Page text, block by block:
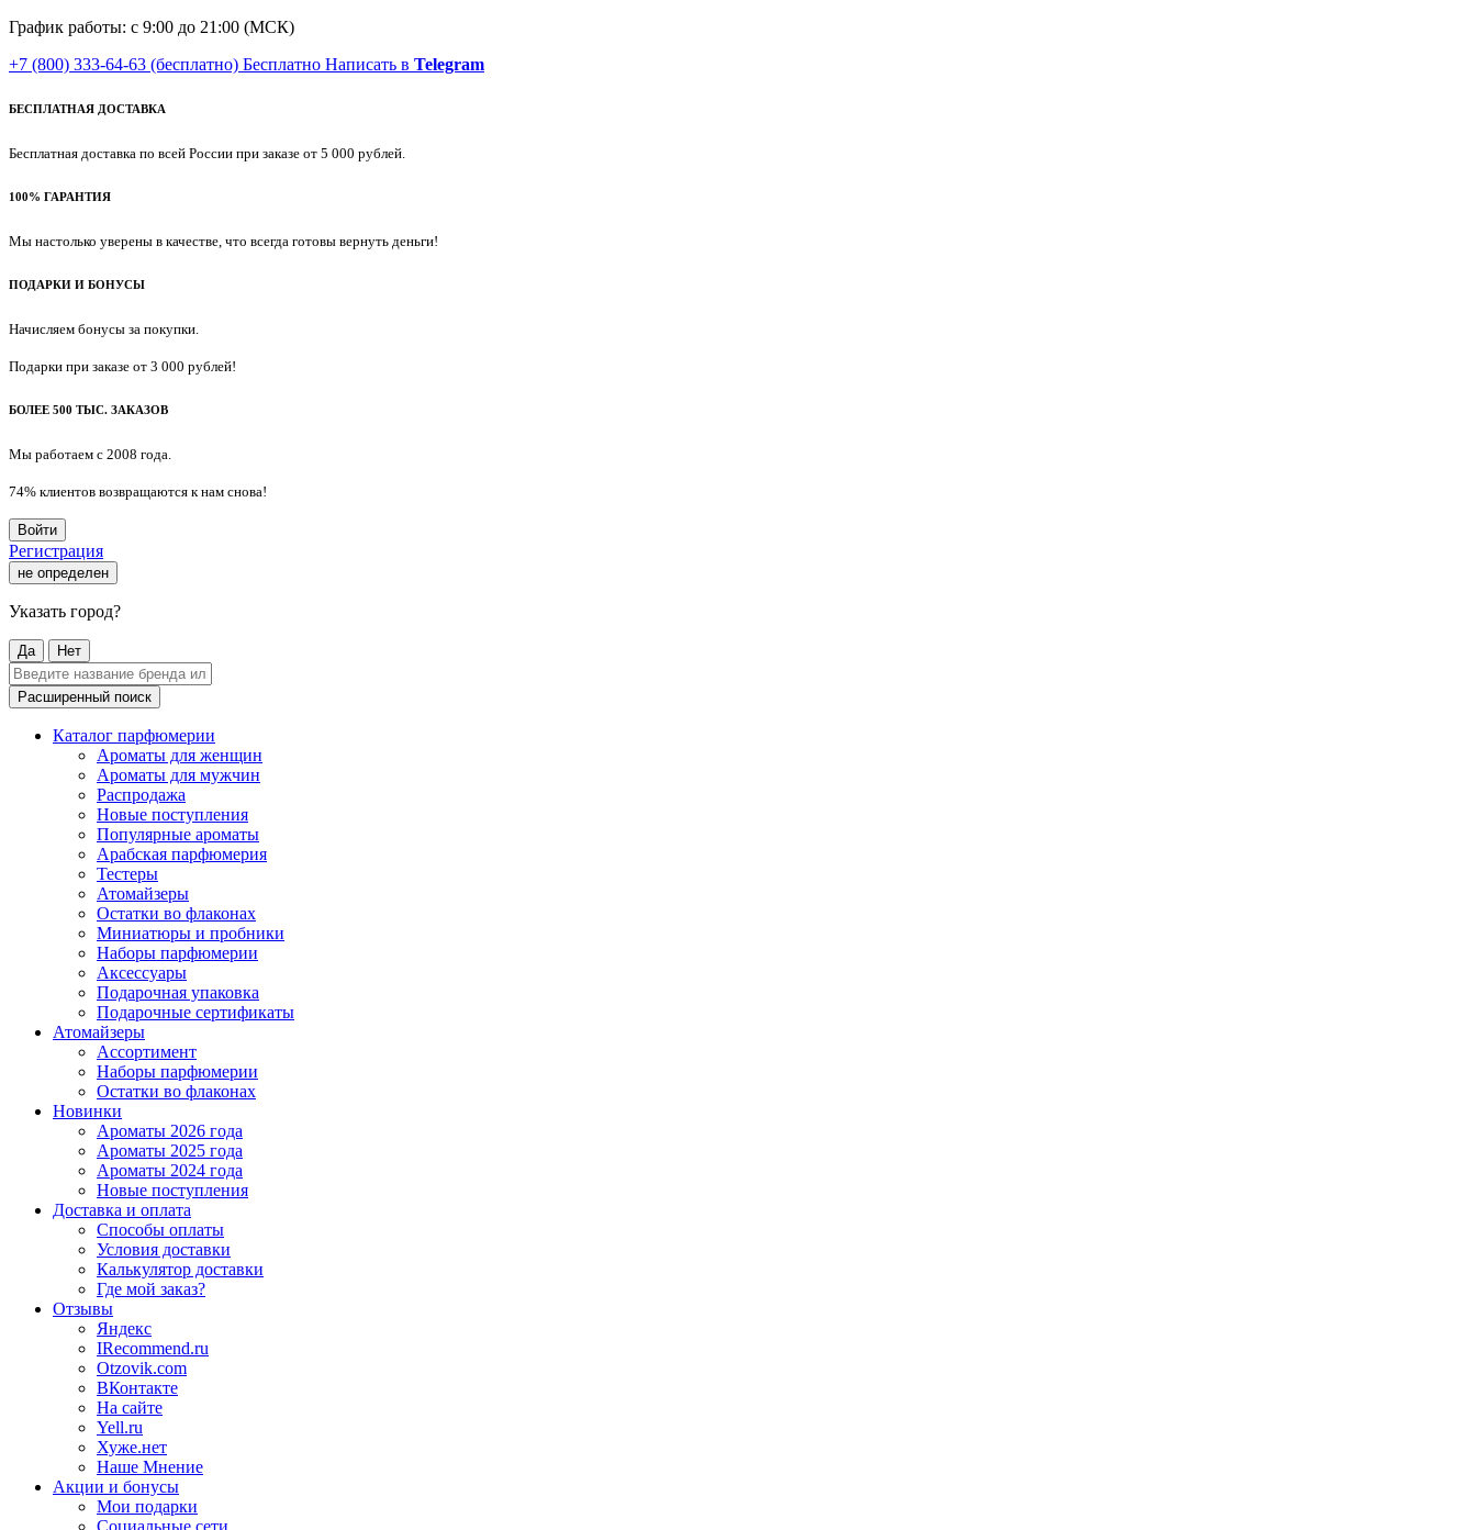
График работы: с 9:00 до 21:00 (МСК)
+7 (800) 333-64-63 (бесплатно) Бесплатно Написать в Telegram
БЕСПЛАТНАЯ ДОСТАВКА
Бесплатная доставка по всей России при заказе от 5 000 рублей.
100% ГАРАНТИЯ
Мы настолько уверены в качестве, что всегда готовы вернуть деньги!
ПОДАРКИ И БОНУСЫ
Начисляем бонусы за покупки.
Подарки при заказе от 3 000 рублей!
БОЛЕЕ 500 ТЫС. ЗАКАЗОВ
Мы работаем с 2008 года.
74% клиентов возвращаются к нам снова!
Войти
Регистрация
не определен
Указать город?
Да Нет
Расширенный поиск
Каталог парфюмерии
Ароматы для женщин
Ароматы для мужчин
Распродажа
Новые поступления
Популярные ароматы
Арабская парфюмерия
Тестеры
Атомайзеры
Остатки во флаконах
Миниатюры и пробники
Наборы парфюмерии
Аксессуары
Подарочная упаковка
Подарочные сертификаты
Атомайзеры
Ассортимент
Наборы парфюмерии
Остатки во флаконах
Новинки
Ароматы 2026 года
Ароматы 2025 года
Ароматы 2024 года
Новые поступления
Доставка и оплата
Способы оплаты
Условия доставки
Калькулятор доставки
Где мой заказ?
Отзывы
Яндекс
IRecommend.ru
Otzovik.com
ВКонтакте
На сайте
Yell.ru
Хуже.нет
Наше Мнение
Акции и бонусы
Мои подарки
Социальные сети